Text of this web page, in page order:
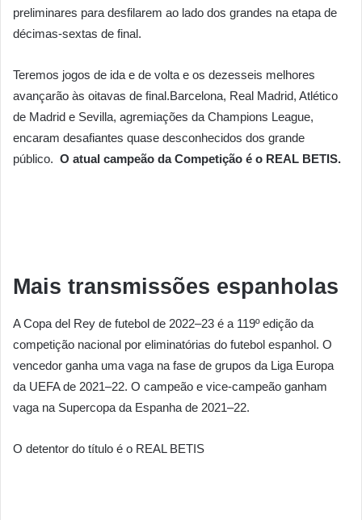
preliminares para desfilarem ao lado dos grandes na etapa de
décimas-sextas de final.
Teremos jogos de ida e de volta e os dezesseis melhores
avançarão às oitavas de final.Barcelona, Real Madrid, Atlético
de Madrid e Sevilla, agremiações da Champions League,
encaram desafiantes quase desconhecidos dos grande
público. O atual campeão da Competição é o REAL BETIS.
Mais transmissões espanholas
A Copa del Rey de futebol de 2022–23 é a 119º edição da
competição nacional por eliminatórias do futebol espanhol. O
vencedor ganha uma vaga na fase de grupos da Liga Europa
da UEFA de 2021–22. O campeão e vice-campeão ganham
vaga na Supercopa da Espanha de 2021–22.
O detentor do título é o REAL BETIS